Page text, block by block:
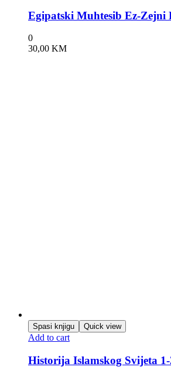
Egipatski Muhtesib Ez-Zejni
0
30,00 KM
Spasi knjigu Quick view
Add to cart
Historija Islamskog Svijeta